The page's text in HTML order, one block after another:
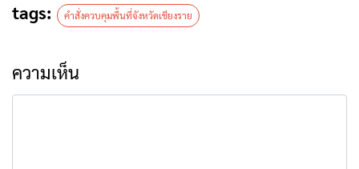
tags: คำสั่งควบคุมพื้นที่จังหวัดเชียงราย
ความเห็น